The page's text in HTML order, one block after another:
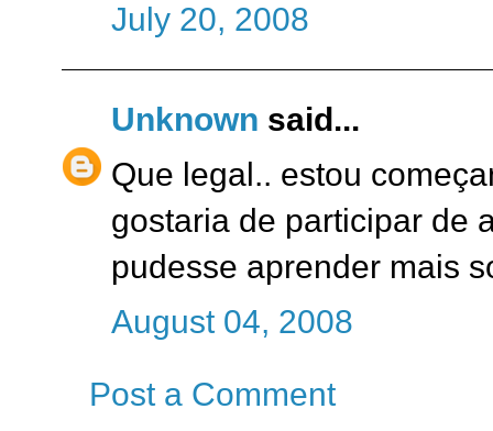
July 20, 2008
Unknown said...
Que legal.. estou
gostaria de participar de
pudesse aprender mais
August 04, 2008
Post a Comment